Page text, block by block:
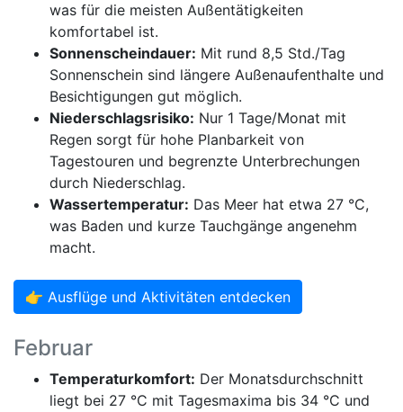
was für die meisten Außentätigkeiten
komfortabel ist.
Sonnenscheindauer: Mit rund 8,5 Std./Tag
Sonnenschein sind längere Außenaufenthalte und
Besichtigungen gut möglich.
Niederschlagsrisiko: Nur 1 Tage/Monat mit
Regen sorgt für hohe Planbarkeit von
Tagestouren und begrenzte Unterbrechungen
durch Niederschlag.
Wassertemperatur: Das Meer hat etwa 27 °C,
was Baden und kurze Tauchgänge angenehm
macht.
👉 Ausflüge und Aktivitäten entdecken
Februar
Temperaturkomfort: Der Monatsdurchschnitt
liegt bei 27 °C mit Tagesmaxima bis 34 °C und